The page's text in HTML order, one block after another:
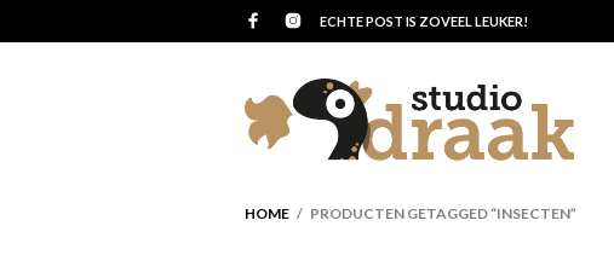
ECHTE POST IS ZOVEEL LEUKER!
HOME / PRODUCTEN GETAGGED “INSECTEN”